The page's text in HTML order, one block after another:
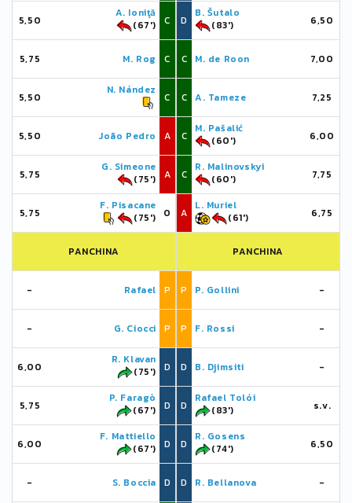
5,50
A. Ioniţă
(67')
C
5,75 M. Rog C
5,50
N. Nández
C
5,50 João Pedro A
5,75
G. Simeone
(75')
A
5,75
F. Pisacane
(75')
0
PANCHINA
- Rafael P
- G. Ciocci P
6,00
R. Klavan
(75')
D
5,75
P. Faragò
(67')
D
6,00
F. Mattiello
(67')
D
- S. Boccia D
D
B. Šutalo
(83')
6,50
C M. de Roon 7,00
C A. Tameze 7,25
C
M. Pašalić
(60')
6,00
C
R. Malinovskyi
(60')
7,75
A
L. Muriel
(61')
6,75
PANCHINA
P P. Gollini -
P F. Rossi -
D B. Djimsiti -
D
Rafael Tolói
(83')
s.v.
D
R. Gosens
(74')
6,50
D R. Bellanova -